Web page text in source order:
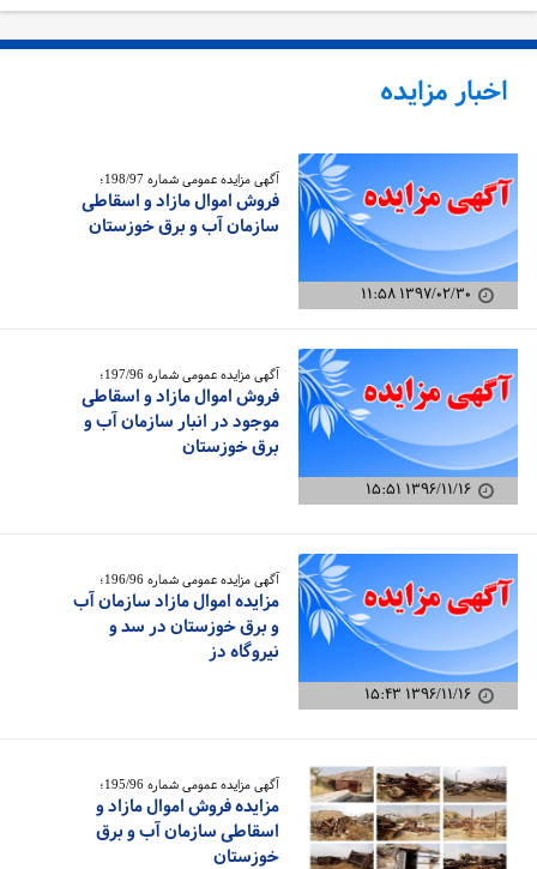
اخبار مزایده
۱۳۹۷/۰۲/۳۰ ۱۱:۵۸
آگهی مزایده عمومی شماره 198/97؛
فروش اموال مازاد و اسقاطی
سازمان آب و برق خوزستان
۱۳۹۶/۱۱/۱۶ ۱۵:۵۱
آگهی مزایده عمومی شماره 197/96؛
فروش اموال مازاد و اسقاطی
موجود در انبار سازمان آب و
برق خوزستان
۱۳۹۶/۱۱/۱۶ ۱۵:۴۳
آگهی مزایده عمومی شماره 196/96؛
مزایده اموال مازاد سازمان آب
و برق خوزستان در سد و
نیروگاه دز
آگهی مزایده عمومی شماره 195/96؛
مزایده فروش اموال مازاد و
اسقاطی سازمان آب و برق
خوزستان